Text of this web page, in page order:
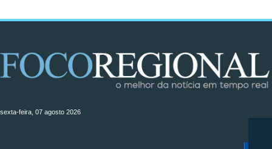
sexta-feira, 07 agosto 2026